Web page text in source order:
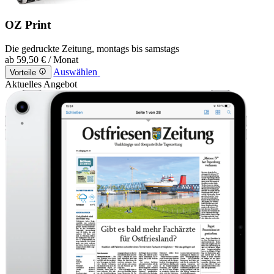
OZ Print
Die gedruckte Zeitung, montags bis samstags
ab 59,50 € / Monat
Vorteile
Auswählen
Aktuelles Angebot